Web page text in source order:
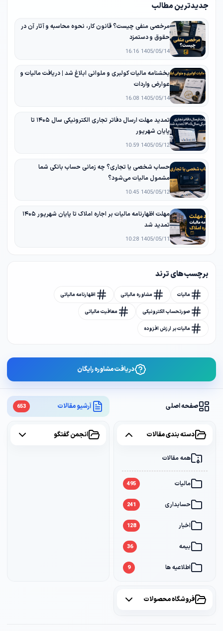
صفحه اصلی آرشیو مقالات 653
دسته بندی مقالات
همه مقالات
مالیات 495
حسابداری 241
اخبار 128
بیمه 36
اطلاعیه ها 9
انجمن گفتگو
فروشگاه محصولات
جدیدترین مطالب
مرخصی منفی چیست؟ قانون کار، نحوه محاسبه و آثار آن در
حقوق و دستمزد
1405/05/14 16:16
بخشنامه مالیات کولبری و ملوانی ابلاغ شد | دریافت مالیات و
عوارض واردات
1405/05/14 16:08
تمدید مهلت ارسال دفاتر تجاری الکترونیکی سال ۱۴۰۵ تا
پایان شهریور
1405/05/12 10:59
حساب شخصی یا تجاری؟ چه زمانی حساب بانکی شما
مشمول مالیات می‌شود؟
1405/05/12 10:45
مهلت اظهارنامه مالیات بر اجاره املاک تا پایان شهریور ۱۴۰۵
تمدید شد
1405/05/11 10:28
برچسب های ترند
مالیات مشاوره مالیاتی اظهارنامه مالیاتی
صورتحساب الکترونیکی معافیت مالیاتی
مالیات بر ارزش افزوده
دریافت مشاوره رایگان